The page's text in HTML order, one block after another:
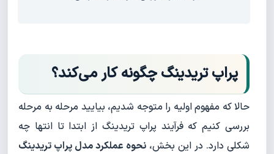
پراپ تریدینگ چگونه کار می‌کند؟
حالا که مفهوم اولیه را متوجه شدیم، بیایید مرحله به مرحله
بررسی کنیم که فرآیند پراپ تریدینگ از ابتدا تا انتها چه
شکلی دارد. در این بخش، نحوه عملکرد مدل پراپ تریدینگ